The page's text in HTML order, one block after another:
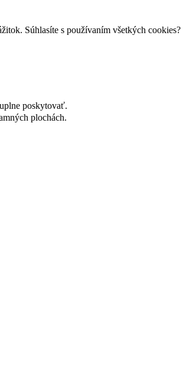
Súhlasíte s používaním všetkých cookies?
poskytovať.
plochách.